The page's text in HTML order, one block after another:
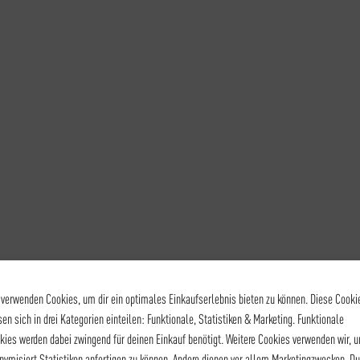
Cookies, um dir ein optimales Einkaufserlebnis bieten zu können. Diese
sich in drei Kategorien einteilen: Funktionale, Statistiken & Marketing. Funktionale
werden dabei zwingend für deinen Einkauf benötigt. Weitere Cookies verwenden wir,